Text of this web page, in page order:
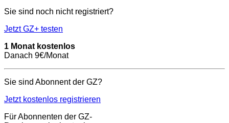
Sie sind noch nicht registriert?
Jetzt GZ+ testen
1 Monat kostenlos
Danach 9€/Monat
Sie sind Abonnent der GZ?
Jetzt kostenlos registrieren
Für Abonnenten der GZ-